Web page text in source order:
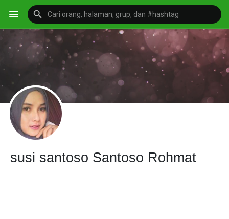
susi santoso Santoso Rohmat